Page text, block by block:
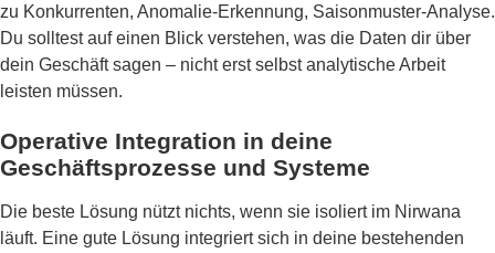
zu Konkurrenten, Anomalie-Erkennung, Saisonmuster-Analyse.
Du solltest auf einen Blick verstehen, was die Daten dir über
dein Geschäft sagen – nicht erst selbst analytische Arbeit
leisten müssen.
Operative Integration in deine
Geschäftsprozesse und Systeme
Die beste Lösung nützt nichts, wenn sie isoliert im Nirwana
läuft. Eine gute Lösung integriert sich in deine bestehenden